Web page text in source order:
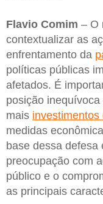
Flavio Comim – O
contextualizar as
enfrentamento da
políticas públicas
afetados. É
posição
mais investimentos
medidas
base dessa defesa
preocupação com
público e o
as principais